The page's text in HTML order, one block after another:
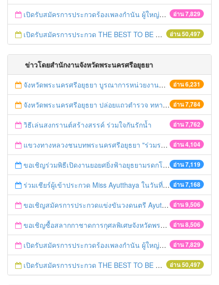
อ่าน 7,829
เปิดรับสมัครการประกวดร้องเพลงกำนัน ผู้ใหญ่บ้าน ฯลฯ
อ่าน 50,497
เปิดรับสมัครการประกวด THE BEST TO BE NUMBER ONE
ข่าวโดยสำนักงานจังหวัดพระนครศรีอยุธยา
อ่าน 6,231
จังหวัดพระนครศรีอยุธยา บูรณาการหน่วยงานที่เกี่ยวข้อง ลงพื้นที่จัดระเบียบและดำเนินมาตรการตามบทลงโทษสูงสุดกับผู้ประกอบการร้านค้าที่ยังฝ่าฝืนตั้งร้านค้ารุกล้ำเขตพื้นที่ทางหลวง เตรียมความปลอดภัยก่อนเทศกาลสงกรานต์
อ่าน 7,784
จังหวัดพระนครศรีอยุธยา ปล่อยแถวตำรวจ ทหาร ฝ่ายปกครอง กว่า 100 นาย ตรวจเข้มท่ารถสาธารณะ สถานีขนส่งรถโดยสาร วินรถตู้ และสถานีรถไฟ เตรียมรับมือเทศกาลสงกรานต์
อ่าน 7,762
วิธีเล่นสงกรานต์สร้างสรรค์ ร่วมใจกันรักน้ำ
อ่าน 4,104
แขวงทางหลวงชนบทพระนครศรีอยุธยา "ร่วมรณรงค์ ขับช้า เปิดไฟหน้า คาดเข็มขัด" เทศกาลสงกรานต์ ปี 2561
อ่าน 7,119
ขอเชิญร่วมพิธีเปิดงานยอยศยิ่งฟ้าอยุธยามรดกโลก
อ่าน 7,168
ร่วมเชียร์ผู้เข้าประกวด Miss Ayutthaya ในวันที่ 15 ธันวาคม 2560
อ่าน 9,506
ขอเชิญสมัครการประกวดแข่งขันวงดนตรี Ayutthaya battle of the bands
อ่าน 8,506
ขอเชิญซื้อสลากกาชาดการกุศลพิเศษจังหวัดพระนครศรีอยุธยา 2560
อ่าน 7,829
เปิดรับสมัครการประกวดร้องเพลงกำนัน ผู้ใหญ่บ้าน ฯลฯ
อ่าน 50,497
เปิดรับสมัครการประกวด THE BEST TO BE NUMBER ONE